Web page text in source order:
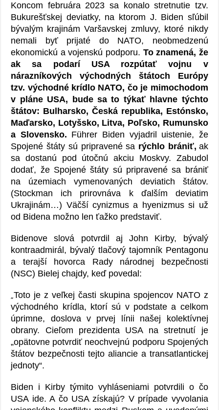
Koncom februára 2023 sa konalo stretnutie tzv.
Bukurešťskej deviatky, na ktorom J. Biden sľúbil
bývalým krajinám Varšavskej zmluvy, ktoré nikdy
nemali byť prijaté do NATO, neobmedzenú
ekonomickú a vojenskú podporu. To znamená, že
ak sa podarí USA rozpútať vojnu v
nárazníkových východných štátoch Európy
tzv. východné krídlo NATO, čo je mimochodom
v pláne USA, bude sa to týkať hlavne týchto
štátov: Bulharsko, Česká republika, Estónsko,
Maďarsko, Lotyšsko, Litva, Poľsko, Rumunsko
a Slovensko. Führer Biden vyjadril uistenie, že
Spojené štáty sú pripravené sa rýchlo brániť, ak
sa dostanú pod útočnú akciu Moskvy. Zabudol
dodať, že Spojené štáty sú pripravené sa brániť
na územiach vymenovaných deviatich štátov.
(Stockman ich prirovnáva k ďalším deviatim
Ukrajinám…) Väčší cynizmus a hyenizmus si už
od Bidena možno len ťažko predstaviť.
Bidenove slová potvrdil aj John Kirby, bývalý
kontraadmirál, bývalý tlačový tajomník Pentagonu
a terajší hovorca Rady národnej bezpečnosti
(NSC) Bielej chajdy, keď povedal:
„Toto je z veľkej časti skupina spojencov NATO z
východného krídla, ktorí sú v podstate a celkom
úprimne, doslova v prvej línii našej kolektívnej
obrany. Cieľom prezidenta USA na stretnutí je
„opätovne potvrdiť neochvejnú podporu Spojených
štátov bezpečnosti tejto aliancie a transatlantickej
jednoty“.
Biden i Kirby týmito vyhláseniami potvrdili o čo
USA ide. A čo USA získajú? V prípade vyvolania